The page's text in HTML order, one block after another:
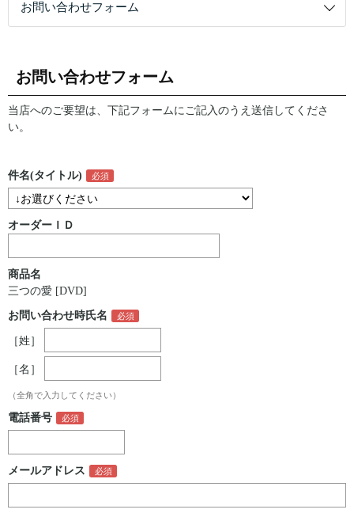
お問い合わせフォーム
お問い合わせフォーム
当店へのご要望は、下記フォームにご記入のうえ送信してくださ
い。
件名(タイトル)
オーダーＩＤ
商品名
三つの愛 [DVD]
お問い合わせ時氏名
［姓］
［名］
（全角で入力してください）
電話番号
メールアドレス